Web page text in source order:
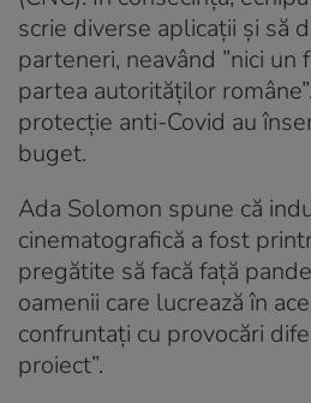
scrie diverse aplicații și să
parteneri, neavând ”nici
partea autorităților
protecție anti-Covid au
buget.
Ada Solomon spune că
cinematografică a fost
pregătite să facă față
oamenii care lucrează în
confruntați cu provocări
proiect”.